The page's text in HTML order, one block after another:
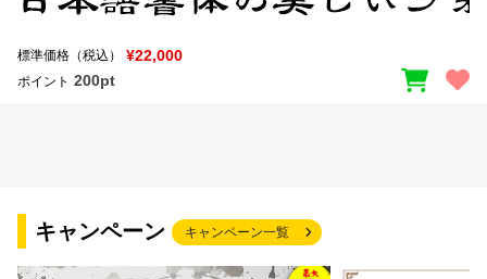
標準価格（税込） ¥22,000
ポイント 200pt
キャンペーン キャンペーン一覧